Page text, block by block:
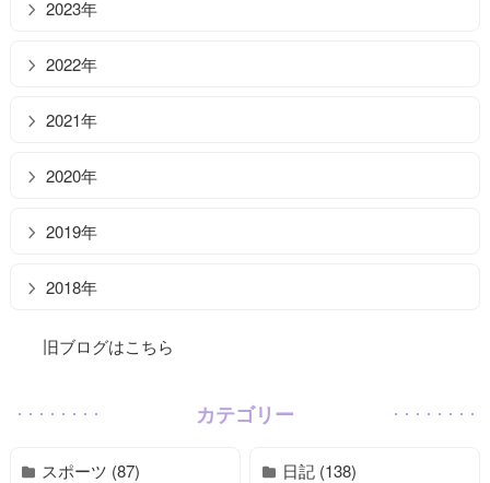
2023年
2022年
2021年
2020年
2019年
2018年
旧ブログはこちら
カテゴリー
スポーツ (87) 日記 (138)